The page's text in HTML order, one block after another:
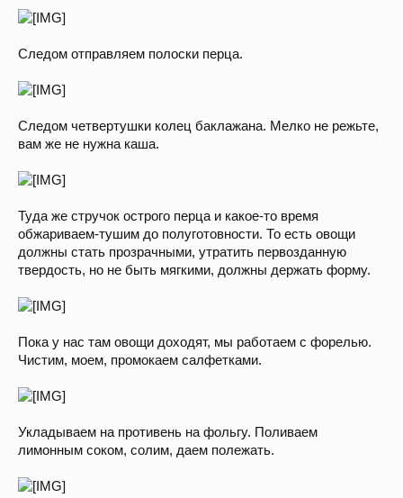
Следом отправляем полоски перца.
Следом четвертушки колец баклажана. Мелко не режьте,
вам же не нужна каша.
Туда же стручок острого перца и какое-то время
обжариваем-тушим до полуготовности. То есть овощи
должны стать прозрачными, утратить первозданную
твердость, но не быть мягкими, должны держать форму.
Пока у нас там овощи доходят, мы работаем с форелью.
Чистим, моем, промокаем салфетками.
Укладываем на противень на фольгу. Поливаем
лимонным соком, солим, даем полежать.